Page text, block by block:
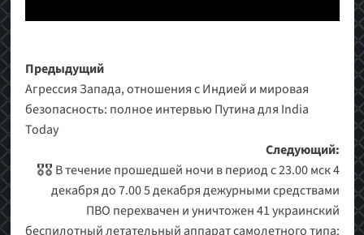
Навигация
записи
Предыдущий
Агрессия Запада, отношения с Индией и мировая
безопасность: полное интервью Путина для India
Today
Следующий:
🎖🎖 В течение прошедшей ночи в период с 23.00 мск 4
декабря до 7.00 5 декабря дежурными средствами
ПВО перехвачен и уничтожен 41 украинский
беспилотный летательный аппарат самолетного типа: